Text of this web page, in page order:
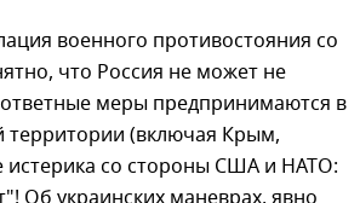
военного противостояния со
что Россия не может не
меры предпринимаются в
территории (включая Крым,
истерика со стороны США и НАТО: